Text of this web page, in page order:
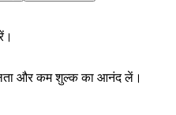
और कम शुल्क का आनंद लें।